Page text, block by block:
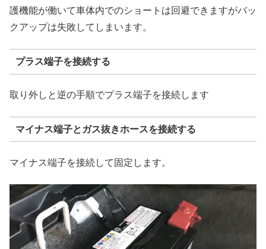
護機能が働いて車体内でのショートは回避できますがバッ
クアップは失敗してしまいます。
プラス端子を接続する
取り外しと逆の手順でプラス端子を接続します
マイナス端子とガス抜きホースを接続する
マイナス端子を接続して固定します。